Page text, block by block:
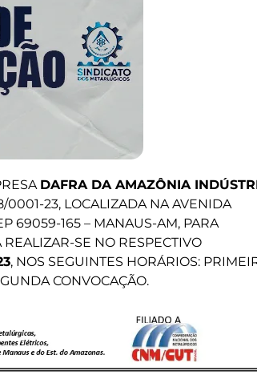
DAFRA DA AMAZÔNIA
0001-23, LOCALIZADA NA AVENIDA
69059-165 – MANAUS-AM, PARA
SE NO RESPECTIVO
, NOS SEGUINTES HORÁRIOS:
CONVOCAÇÃO.